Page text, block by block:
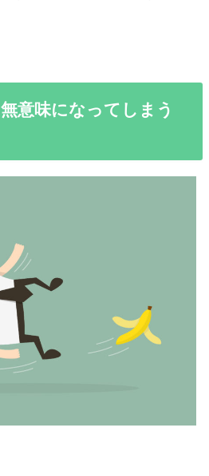
意味になってしまう